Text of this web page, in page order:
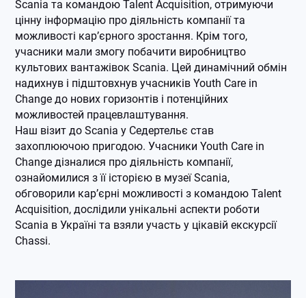
Scania та командою Talent Acquisition, отримуючи
цінну інформацію про діяльність компанії та
можливості кар’єрного зростання. Крім того,
учасники мали змогу побачити виробництво
культових вантажівок Scania. Цей динамічний обмін
надихнув і підштовхнув учасників Youth Care in
Change до нових горизонтів і потенційних
можливостей працевлаштування.
Наш візит до Scania у Седертельє став
захоплюючою пригодою. Учасники Youth Care in
Change дізналися про діяльність компанії,
ознайомилися з її історією в музеї Scania,
обговорили кар’єрні можливості з командою Talent
Acquisition, дослідили унікальні аспекти роботи
Scania в Україні та взяли участь у цікавій екскурсії
Chassi.